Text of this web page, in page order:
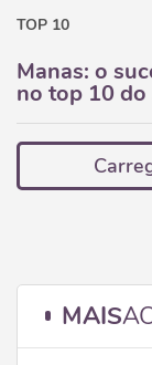
TOP 10
Manas: o
no top 10
MAIS